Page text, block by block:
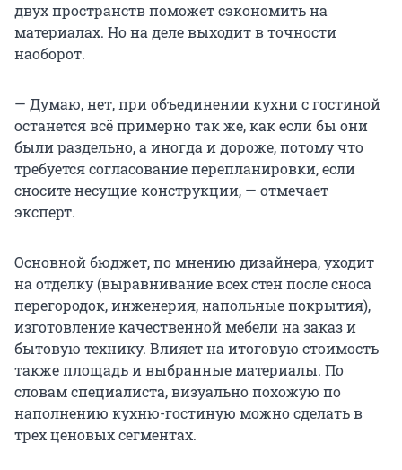
двух пространств поможет сэкономить на
материалах. Но на деле выходит в точности
наоборот.
— Думаю, нет, при объединении кухни с гостиной
останется всё примерно так же, как если бы они
были раздельно, а иногда и дороже, потому что
требуется согласование перепланировки, если
сносите несущие конструкции, — отмечает
эксперт.
Основной бюджет, по мнению дизайнера, уходит
на отделку (выравнивание всех стен после сноса
перегородок, инженерия, напольные покрытия),
изготовление качественной мебели на заказ и
бытовую технику. Влияет на итоговую стоимость
также площадь и выбранные материалы. По
словам специалиста, визуально похожую по
наполнению кухню-гостиную можно сделать в
трех ценовых сегментах.